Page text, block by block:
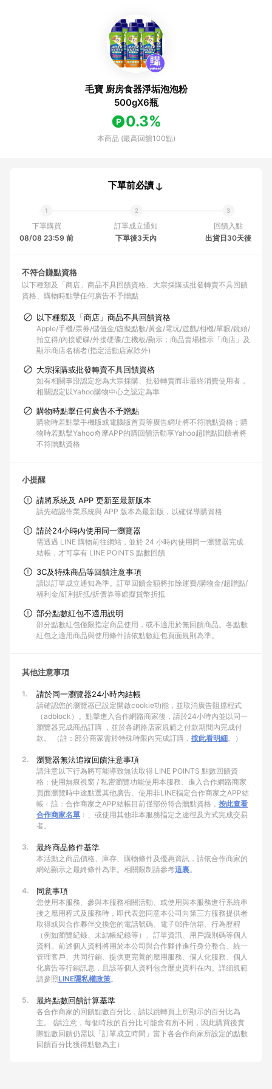
毛寶 廚房食器淨垢泡泡粉
500gX6瓶
0.3%
本商品 (最高回饋100點)
下單前必讀
下單購買
08/08 23:59 前
訂單成立通知
下單後3天內
回饋入點
出貨日30天後
不符合賺點資格
以下種類及「商店」商品不具回饋資格
大宗採購或批發轉賣不具回饋
資格
購物時點擊任何廣告不予贈點
以下種類及「商店」商品不具回饋資格
Apple/手機/票券/儲值金/虛擬點數/黃金/電玩/遊戲/相機/單眼/鏡頭/
拍立得/內接硬碟/外接硬碟/主機板/顯示；商品賣場標示「商店」及
顯示商店名稱者(指定活動店家除外)
大宗採購或批發轉賣不具回饋資格
如有相關事證認定您為大宗採購、批發轉賣而非最終消費使用者，
相關認定以Yahoo購物中心之認定為準
購物時點擊任何廣告不予贈點
購物時若點擊手機版或電腦版首頁等廣告網址將不符贈點資格；購
物時若點擊Yahoo奇摩APP的購回饋活動享Yahoo超贈點回饋者將
不符贈點資格
小提醒
請將系統及 APP 更新至最新版本
請先確認作業系統與 APP 版本為最新版，以確保導購資格
請於24小時內使用同一瀏覽器
需透過 LINE 購物前往網站，並於 24 小時內使用同一瀏覽器完成
結帳，才可享有 LINE POINTS 點數回饋
3C及特殊商品等回饋注意事項
請以訂單成立通知為準。訂單回饋金額將扣除運費/購物金/超贈點/
福利金/紅利折抵/折價券等虛擬貨幣折抵
部分點數紅包不適用說明
部分點數紅包僅限指定商品使用，或不適用於無回饋商品。各點數
紅包之適用商品與使用條件請依點數紅包頁面規則為準。
其他注意事項
1. 請於同一瀏覽器24小時內結帳
請確認您的瀏覽器已設定開啟cookie功能，並取消廣告阻擋程式
（adblock）。點擊進入合作網路商家後，請於24小時內並以同一
瀏覽器完成商品訂購 ，並於各網路店家規範之付款期間內完成付
款。 （註：部分商家需於特殊時限內完成訂購， 按此看明細。）
2. 瀏覽器無法追蹤回饋注意事項
請注意以下行為將可能導致無法取得 LINE POINTS 點數回饋資
格：使用無痕視窗 / 私密瀏覽功能使用本服務、進入合作網路商家
頁面瀏覽時中途點選其他廣告、使用非LINE指定合作商家之APP結
帳﹙註：合作商家之APP結帳目前僅部份符合贈點資格， 按此查看
合作商家名單 ﹚、或使用其他非本服務指定之途徑及方式完成交易
者。
3. 最終商品條件基準
本活動之商品價格、庫存、購物條件及優惠資訊，請依合作商家的
網站顯示之最終條件為準。相關限制請參考這裏。
4. 同意事項
您使用本服務、參與本服務相關活動、或使用與本服務進行系統串
接之應用程式及服務時，即代表您同意本公司向第三方服務提供者
取得或與合作夥伴交換您的電話號碼、電子郵件信箱、行為歷程
（例如瀏覽紀錄、未結帳紀錄等）、訂單資訊、用戶識別碼等個人
資料。前述個人資料將用於本公司與合作夥伴進行身分整合、統一
管理客戶、共同行銷、提供更完善的應用服務、個人化服務、個人
化廣告等行銷訊息，且該等個人資料包含歷史資料在內。詳細規範
請參照LINE隱私權政策。
5. 最終點數回饋計算基準
各合作商家的回饋點數百分比，請以跳轉頁上所顯示的百分比為
主。 (請注意，每個時段的百分比可能會有所不同，因此購買後實
際點數回饋仍需以「訂單成立時間」當下各合作商家所設定的點數
回饋百分比獲得點數為主）